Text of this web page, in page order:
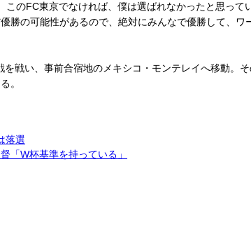
のFC東京でなければ、僕は選ばれなかったと思って
の可能性があるので、絶対にみんなで優勝して、ワ
い、事前合宿地のメキシコ・モンテレイへ移動。
。
落選
W杯基準を持っている」